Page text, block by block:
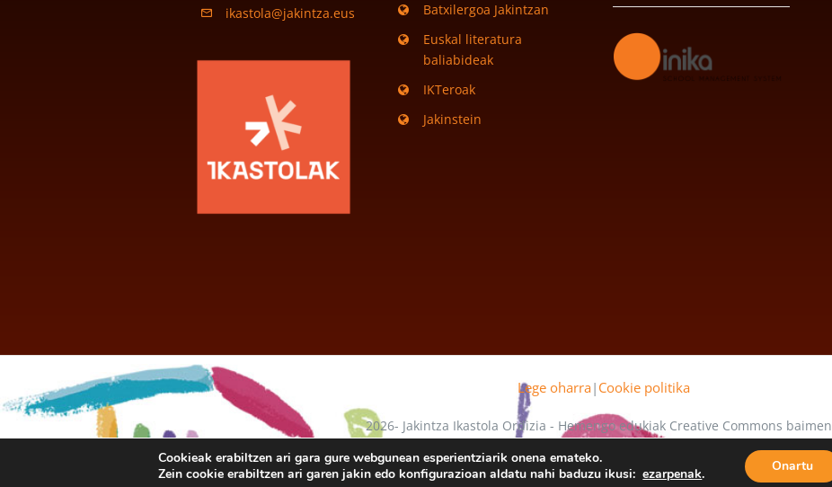
ikastola@jakintza.eus
Batxilergoa Jakintzan
Euskal literatura
baliabideak
IKTeroak
Jakinstein
Lege oharra| Cookie politika
2026- Jakintza Ikastola Ordizia - Hemengo edukiak Creative Commons baimen
baten mende daude
Cookieak erabiltzen ari gara gure webgunean esperientziarik onena emateko.
Zein cookie erabiltzen ari garen jakin edo konfigurazioan aldatu nahi baduzu ikusi:ezarpenak. Onartu